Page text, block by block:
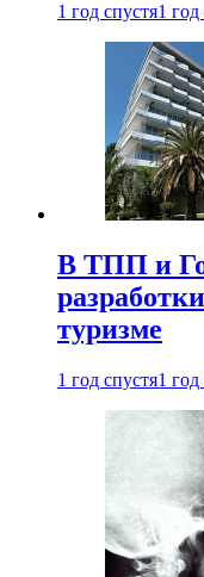
1 год спустя1 год
В ТПП и
туризме
1 год спустя1 год